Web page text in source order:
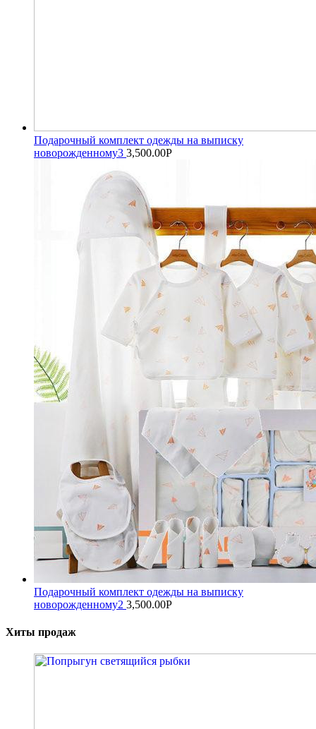
Подарочный комплект одежды на выписку
новорожденному3 3,500.00Р
Подарочный комплект одежды на выписку
новорожденному2 3,500.00Р
Хиты продаж